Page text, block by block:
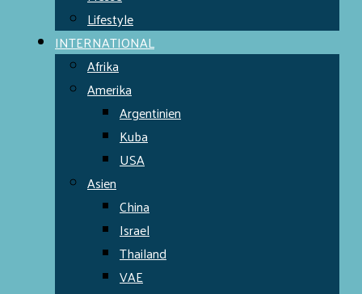
Lifestyle
INTERNATIONAL
Afrika
Amerika
Argentinien
Kuba
USA
Asien
China
Israel
Thailand
VAE